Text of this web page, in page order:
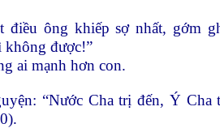
điều ông khiếp sợ nhất, gớm
không được!”
ai mạnh hơn con.
“Nước Cha trị đến, Ý Cha